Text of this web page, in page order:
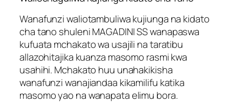
Wanafunzi waliotambuliwa kujiunga na kidato
cha tano shuleni MAGADINI SS wanapaswa
kufuata mchakato wa usajili na taratibu
allazohitajika kuanza masomo rasmi kwa
usahihi. Mchakato huu unahakikisha
wanafunzi wanajiandaa kikamilifu katika
masomo yao na wanapata elimu bora.